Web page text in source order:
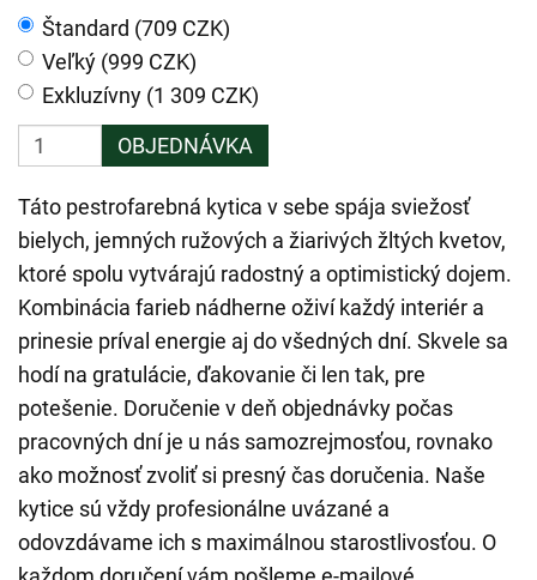
Štandard (709 CZK)
Veľký (999 CZK)
Exkluzívny (1 309 CZK)
OBJEDNÁVKA
Táto pestrofarebná kytica v sebe spája sviežosť
bielych, jemných ružových a žiarivých žltých kvetov,
ktoré spolu vytvárajú radostný a optimistický dojem.
Kombinácia farieb nádherne oživí každý interiér a
prinesie príval energie aj do všedných dní. Skvele sa
hodí na gratulácie, ďakovanie či len tak, pre
potešenie. Doručenie v deň objednávky počas
pracovných dní je u nás samozrejmosťou, rovnako
ako možnosť zvoliť si presný čas doručenia. Naše
kytice sú vždy profesionálne uvázané a
odovzdávame ich s maximálnou starostlivosťou. O